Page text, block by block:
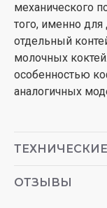
механического
того, именно
отдельный
молочных
особенностью
аналогичных
ОТЗЫВЫ